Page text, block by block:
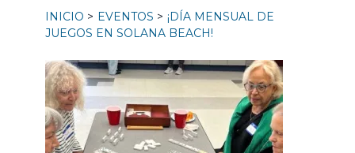
INICIO EVENTOS
¡DÍA MENSUAL DE
JUEGOS EN SOLANA BEACH!